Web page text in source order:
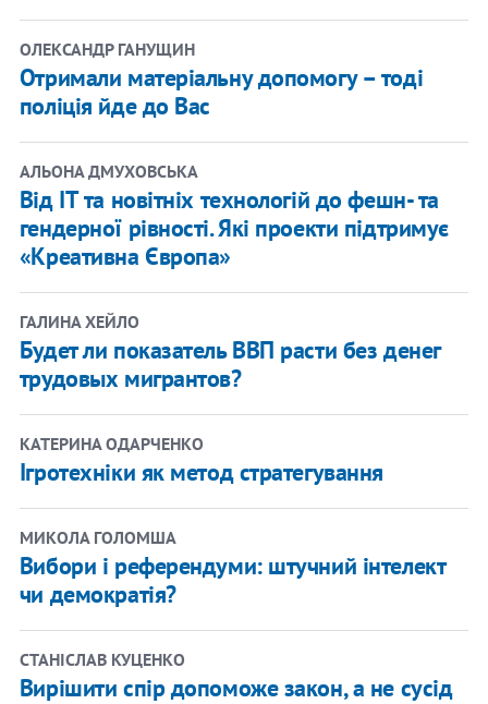
ОЛЕКСАНДР ГАНУЩИН
Отримали матеріальну допомогу – тоді
поліція йде до Вас
АЛЬОНА ДМУХОВСЬКА
Від IT та новітніх технологій до фешн- та
гендерної рівності. Які проекти підтримує
«Креативна Європа»
ГАЛИНА ХЕЙЛО
Будет ли показатель ВВП расти без денег
трудовых мигрантов?
КАТЕРИНА ОДАРЧЕНКО
Ігротехніки як метод стратегування
МИКОЛА ГОЛОМША
Вибори і референдуми: штучний інтелект
чи демократія?
СТАНІСЛАВ КУЦЕНКО
Вирішити спір допоможе закон, а не сусід